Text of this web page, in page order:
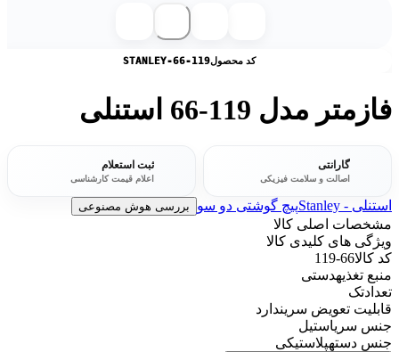
کد محصولSTANLEY-66-119
فازمتر مدل 119-66 استنلی
گارانتی
اصالت و سلامت فیزیکی
ثبت استعلام
اعلام قیمت کارشناسی
استنلی - Stanley پیچ گوشتی دو سو بررسی هوش مصنوعی
مشخصات اصلی کالا
ویژگی های کلیدی کالا
کد کالا66-119
منبع تغذیهدستی
تعدادتک
قابلیت تعویض سریندارد
جنس سریاستیل
جنس دستهپلاستیکی